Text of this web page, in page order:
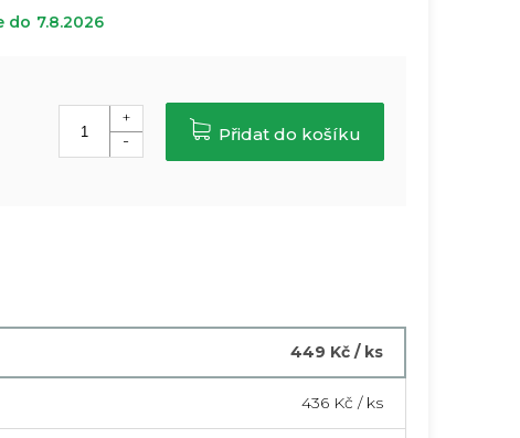
do 7.8.2026
449 Kč/ ks
436 Kč / ks
Přidat do košíku